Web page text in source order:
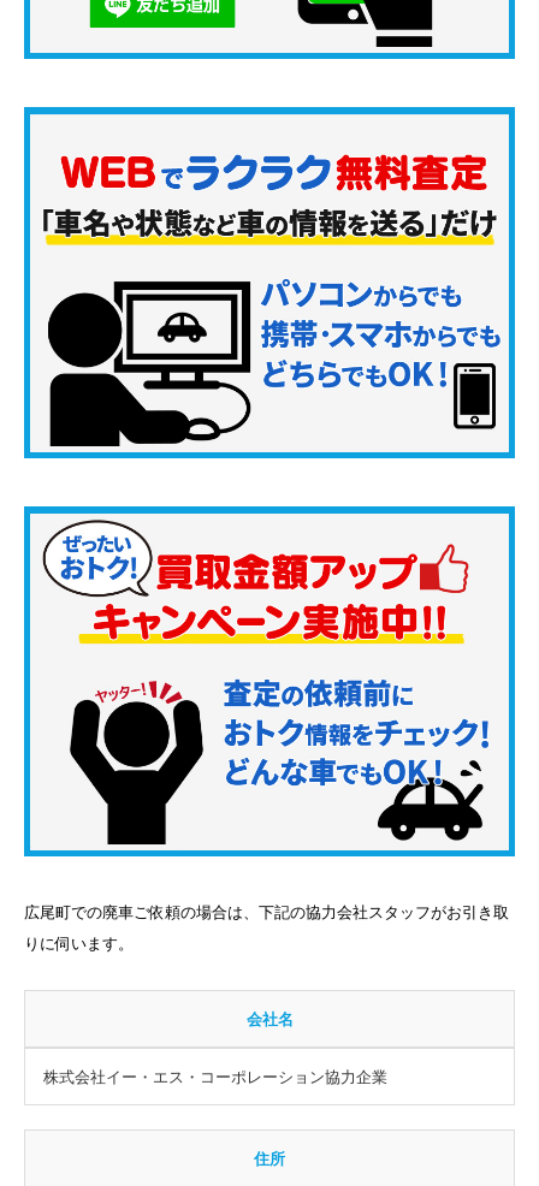
広尾町での廃車ご依頼の場合は、下記の協力会社スタッフがお引き取
りに伺います。
会社名
株式会社イー・エス・コーポレーション協力企業
住所